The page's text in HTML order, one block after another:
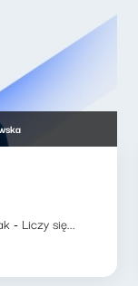
- Liczy się...